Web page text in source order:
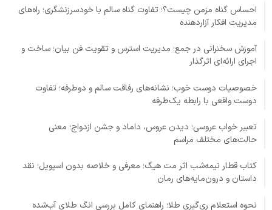
احساس گناه مزمن چیست؟؛ تفاوت گناه سالم با خودسرزنشگری؛ راه‌های
مدیریت افکار آزاردهنده
آموزش سخنرانی در جمع؛ مدیریت استرس و تقویت فن بیان؛ ساخت و
اجرای ارائه‌ای اثرگذار
خصوصیات دوست خوب؛ نشانه‌های رفاقت سالم و دوطرفه؛ تفاوت
دوست واقعی با رابطه یک‌طرفه
تعبیر خواب عروسی؛ دیدن عروس، داماد و جشن ازدواج؛ معنی
حالت‌های مختلف مراسم
کتاب قطار نیمه‌شب اثر مت هیگ؛ معرفی و خلاصه بدون اسپویل؛ نقد
داستان و درون‌مایه‌های رمان
نحوه استعلام ری‌گیری طلا؛ راهنمای کامل بررسی انگ طلای آب‌شده